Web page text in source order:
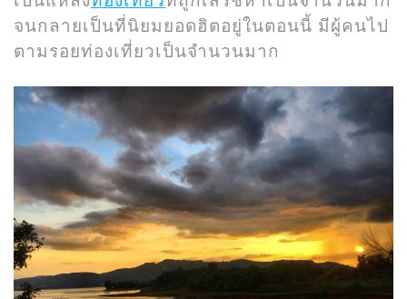
จนกลายเป็นที่นิยมยอดฮิตอยู่ในตอนนี้ มีผู้คนไป
ตามรอยท่องเที่ยวเป็นจำนวนมาก